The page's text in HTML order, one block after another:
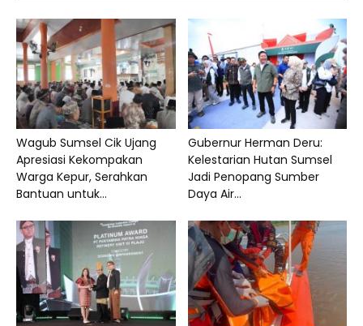
Wagub Sumsel Cik Ujang
Apresiasi Kekompakan
Warga Kepur, Serahkan
Bantuan untuk...
Gubernur Herman Deru:
Kelestarian Hutan Sumsel
Jadi Penopang Sumber
Daya Air...